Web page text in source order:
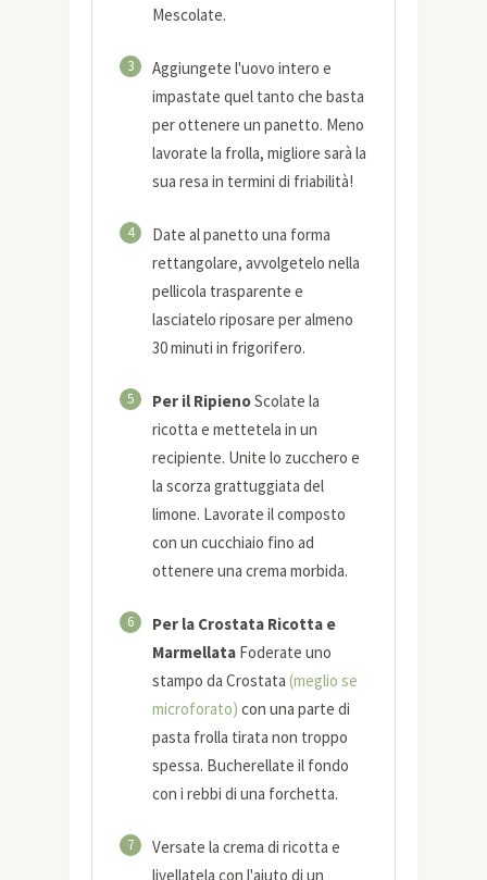
Mescolate.
3
Aggiungete l'uovo intero e
impastate quel tanto che basta
per ottenere un panetto. Meno
lavorate la frolla, migliore sarà la
sua resa in termini di friabilità!
4
Date al panetto una forma
rettangolare, avvolgetelo nella
pellicola trasparente e
lasciatelo riposare per almeno
30 minuti in frigorifero.
5 Per il RipienoScolate la
ricotta e mettetela in un
recipiente. Unite lo zucchero e
la scorza grattuggiata del
limone. Lavorate il composto
con un cucchiaio fino ad
ottenere una crema morbida.
6
Per la Crostata Ricotta e
Marmellata Foderate uno
stampo da Crostata (meglio se
microforato) con una parte di
pasta frolla tirata non troppo
spessa. Bucherellate il fondo
con i rebbi di una forchetta.
7
Versate la crema di ricotta e
livellatela con l'aiuto di un